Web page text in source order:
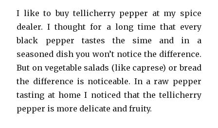
I like to buy tellicherry pepper at my spice
dealer. I thought for a long time that every
black pepper tastes the sime and in a
seasoned dish you won’t notice the difference.
But on vegetable salads (like caprese) or bread
the difference is noticeable. In a raw pepper
tasting at home I noticed that the tellicherry
pepper is more delicate and fruity.